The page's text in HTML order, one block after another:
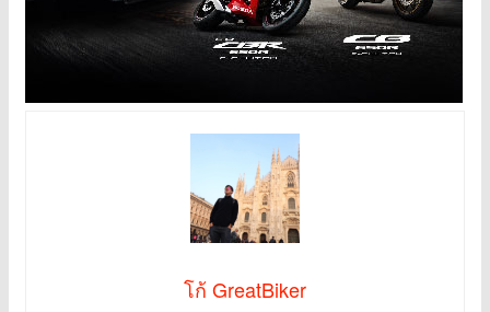
โก้ GreatBiker